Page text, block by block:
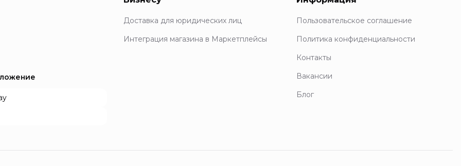
Доставка для юридических лиц
Интеграция магазина в Маркетплейсы
Пользовательское соглашение
Политика конфиденциальности
Контакты
Вакансии
Блог